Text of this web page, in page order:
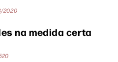
2020
na medida certa